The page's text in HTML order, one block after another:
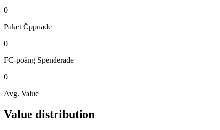
0
Paket Öppnade
0
FC-poäng Spenderade
0
Avg. Value
Value distribution